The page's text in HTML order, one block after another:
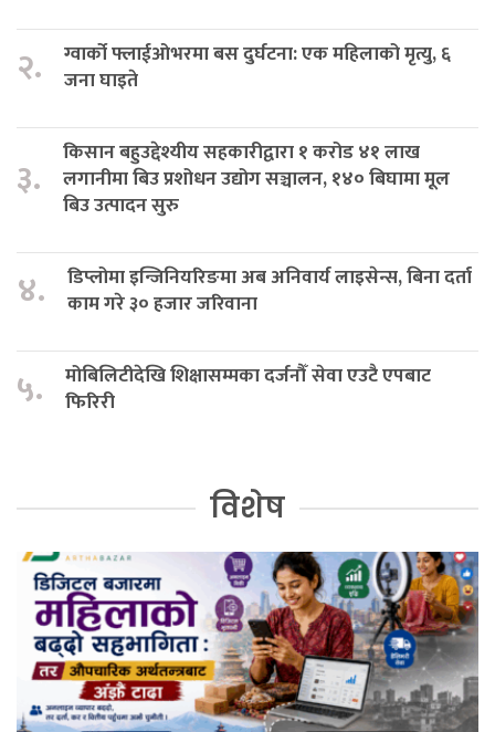
२.
ग्वार्को फ्लाईओभरमा बस दुर्घटना: एक महिलाको मृत्यु, ६
जना घाइते
३.
किसान बहुउद्देश्यीय सहकारीद्वारा १ करोड ४१ लाख
लगानीमा बिउ प्रशोधन उद्योग सञ्चालन, १४० बिघामा मूल
बिउ उत्पादन सुरु
४.
डिप्लोमा इन्जिनियरिङमा अब अनिवार्य लाइसेन्स, बिना दर्ता
काम गरे ३० हजार जरिवाना
५.
मोबिलिटीदेखि शिक्षासम्मका दर्जनौँ सेवा एउटै एपबाट
फिरिरी
विशेष